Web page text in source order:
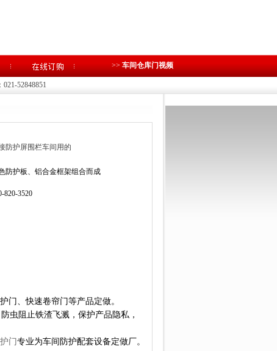
>> 车间仓库门视频
52848851
防护屏围栏车间用的
防护板、铝合金框架组合而成
820-3520
门、快速卷帘门等产品定做。
虫阻止铁渣飞溅，保护产品隐私，
门专业为车间防护配套设备定做厂。